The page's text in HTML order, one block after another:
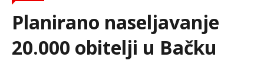
Planirano naseljavanje
20.000 obitelji u Bačku